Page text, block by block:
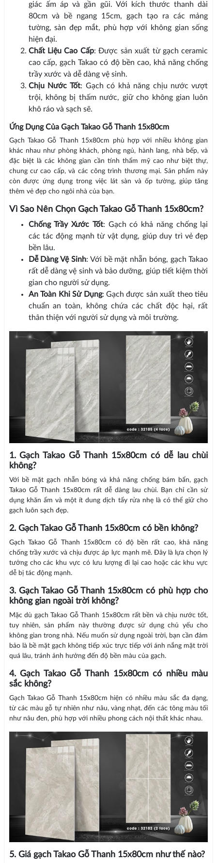
giác ấm áp và gần gũi. Với kích thước thanh dài
80cm và bề ngang 15cm, gạch tạo ra các mảng
tường, sàn đẹp mắt, phù hợp với không gian sống
hiện đại.
Chất Liệu Cao Cấp: Được sản xuất từ gạch ceramic
cao cấp, gạch Takao có độ bền cao, khả năng chống
trầy xước và dễ dàng vệ sinh.
Chịu Nước Tốt: Gạch có khả năng chịu nước vượt
trội, không bị thấm nước, giữ cho không gian luôn
khô ráo và sạch sẽ.
Ứng Dụng Của Gạch Takao Gỗ Thanh 15x80cm
Gạch Takao Gỗ Thanh 15x80cm phù hợp với nhiều không gian
khác nhau như phòng khách, phòng ngủ, hành lang, nhà bếp, và
đặc biệt là các không gian cần tính thẩm mỹ cao như biệt thự,
chung cư cao cấp, và các công trình thương mại. Sản phẩm này
còn được ứng dụng trong việc lát sàn và ốp tường, giúp tăng
thêm vẻ đẹp cho ngôi nhà của bạn.
Vì Sao Nên Chọn Gạch Takao Gỗ Thanh 15x80cm?
Chống Trầy Xước Tốt: Gạch có khả năng chống lại
các tác động mạnh từ vật dụng, giúp duy trì vẻ đẹp
bền lâu.
Dễ Dàng Vệ Sinh: Với bề mặt nhẵn bóng, gạch Takao
rất dễ dàng vệ sinh và bảo dưỡng, giúp tiết kiệm thời
gian cho người sử dụng.
An Toàn Khi Sử Dụng: Gạch được sản xuất theo tiêu
chuẩn an toàn, không chứa các chất độc hại, rất
thân thiện với người sử dụng và môi trường.
1. Gạch Takao Gỗ Thanh 15x80cm có dễ lau chùi
không?
Với bề mặt gạch nhẵn bóng và khả năng chống bám bẩn, gạch
Takao Gỗ Thanh 15x80cm rất dễ dàng lau chùi. Bạn chỉ cần sử
dụng khăn ẩm và một ít dung dịch tẩy rửa nhẹ là có thể giữ cho
gạch luôn sạch đẹp.
2. Gạch Takao Gỗ Thanh 15x80cm có bền không?
Gạch Takao Gỗ Thanh 15x80cm có độ bền rất cao, khả năng
chống trầy xước và chịu được áp lực mạnh mẽ. Đây là lựa chọn lý
tưởng cho các khu vực có lưu lượng đi lại cao hoặc các khu vực
dễ bị tác động mạnh.
3. Gạch Takao Gỗ Thanh 15x80cm có phù hợp cho
không gian ngoài trời không?
Mặc dù gạch Takao Gỗ Thanh 15x80cm rất bền và chịu nước tốt,
tuy nhiên, sản phẩm này thường được sử dụng chủ yếu cho
không gian trong nhà. Nếu muốn sử dụng ngoài trời, bạn cần đảm
bảo là bề mặt gạch không tiếp xúc trực tiếp với ánh nắng mặt trời
quá lâu, tránh ảnh hưởng đến độ bền màu của gạch.
4. Gạch Takao Gỗ Thanh 15x80cm có nhiều màu
sắc không?
Gạch Takao Gỗ Thanh 15x80cm hiện có nhiều màu sắc đa dạng,
từ các màu gỗ tự nhiên như nâu, vàng nhạt, đến các tông màu tối
như nâu đen, phù hợp với nhiều phong cách nội thất khác nhau.
5. Giá gạch Takao Gỗ Thanh 15x80cm như thế nào?